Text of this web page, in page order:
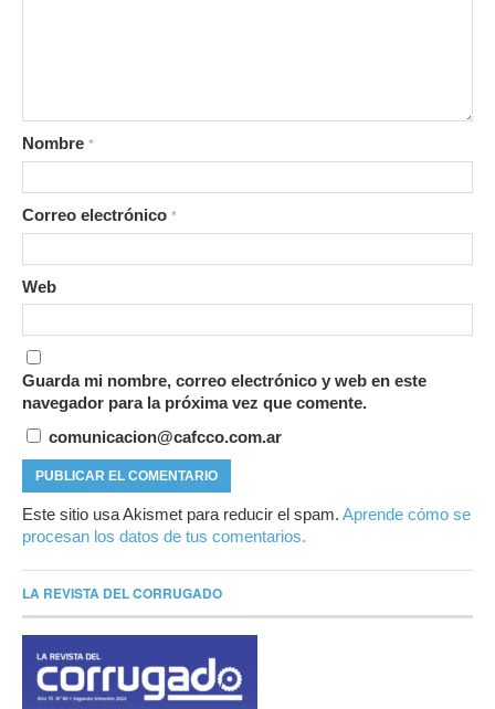
Nombre *
Correo electrónico *
Web
Guarda mi nombre, correo electrónico y web en este
navegador para la próxima vez que comente.
comunicacion@cafcco.com.ar
Este sitio usa Akismet para reducir el spam. Aprende cómo se
procesan los datos de tus comentarios.
LA REVISTA DEL CORRUGADO